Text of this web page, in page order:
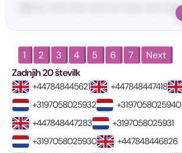
<#• •••• •••••• •••••• •••••• •••• •••••• •••••• ••••••
1 2 3 4 5 6 7
Next
Zadnjih 20 številk
+447848445621 +447848447418
+3197058025932
+3197058025940
+447848447283
+3197058025931
+3197058025930
+447848446826